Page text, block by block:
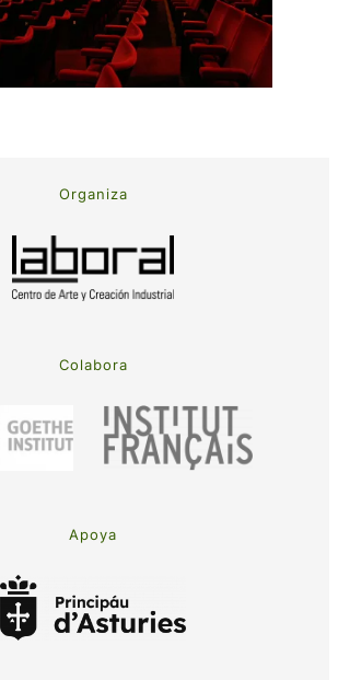
Organiza
Colabora
Apoya